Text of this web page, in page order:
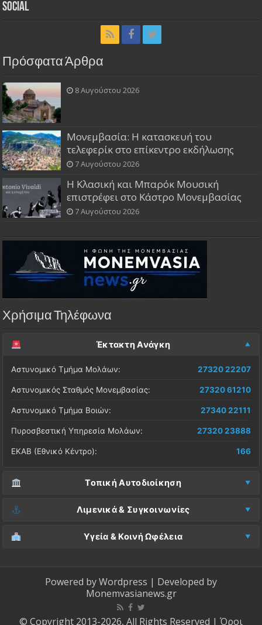
Social
Πρόσφατα Άρθρα
8 Αυγούστου 2026
Μονεμβασία: Η κατασκευή του
τελεφερίκ στο επίκεντρο εκδήλωσης
7 Αυγούστου 2026
Η Κλασική και Μπαρόκ Μουσική
επιστρέφει στο Κάστρο Μονεμβασίας
7 Αυγούστου 2026
Χρήσιμα Τηλέφωνα
Έκτακτη Ανάγκη
Αστυνομικό Τμήμα Μολάων: 27320 22207
Αστυνομικός Σταθμός Μονεμβασίας: 27320 61210
Αστυνομικό Τμήμα Βοιών: 27340 22111
Πυροσβεστική Υπηρεσία Μολάων: 27320 23888
ΕΚΑΒ (Εθνικό Κέντρο): 166
Τοπική Αυτοδιοίκηση
Δήμος Μονεμβασίας (Έδρα):
ΚΕΠ Βοιών: 27340 24087
Λιμενικά & Συγκοινωνίες
Λιμεναρχείο Μονεμβασίας:
ΚΤΕΛ Λακωνίας (Σταθμός Μονεμβασίας):
ΚΤΕΛ Λακωνίας (Σταθμός Νεάπολης):
Υγεία & Κοινή Ωφέλεια
Κέντρο Υγείας Νεάπολης: 27340 22500
Βλάβες ΔΕΔΔΗΕ (Ρεύμα):
Ύδρευση Δήμου (Βλάβες): 27323 60533
Powered byWordpress | Developed by
Monemvasianews.gr
© Copyright 2013-2026, All Rights Reserved | Όροι